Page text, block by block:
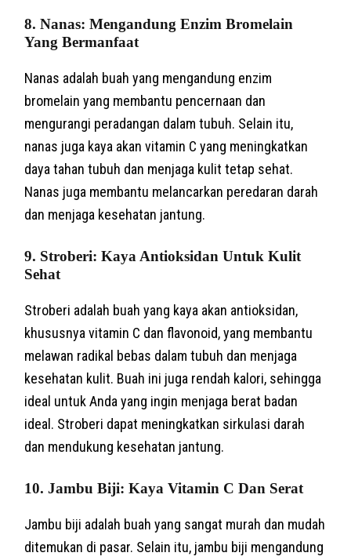
8. Nanas: Mengandung Enzim Bromelain
Yang Bermanfaat
Nanas adalah buah yang mengandung enzim
bromelain yang membantu pencernaan dan
mengurangi peradangan dalam tubuh. Selain itu,
nanas juga kaya akan vitamin C yang meningkatkan
daya tahan tubuh dan menjaga kulit tetap sehat.
Nanas juga membantu melancarkan peredaran darah
dan menjaga kesehatan jantung.
9. Stroberi: Kaya Antioksidan Untuk Kulit
Sehat
Stroberi adalah buah yang kaya akan antioksidan,
khususnya vitamin C dan flavonoid, yang membantu
melawan radikal bebas dalam tubuh dan menjaga
kesehatan kulit. Buah ini juga rendah kalori, sehingga
ideal untuk Anda yang ingin menjaga berat badan
ideal. Stroberi dapat meningkatkan sirkulasi darah
dan mendukung kesehatan jantung.
10. Jambu Biji: Kaya Vitamin C Dan Serat
Jambu biji adalah buah yang sangat murah dan mudah
ditemukan di pasar. Selain itu, jambu biji mengandung